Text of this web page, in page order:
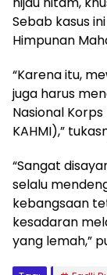
Sebab kasus
Himpunan
“Karena itu,
juga harus
Nasional
KAHMI),”
“Sangat
selalu
kebangsaan
kesadaran
yang lemah,”